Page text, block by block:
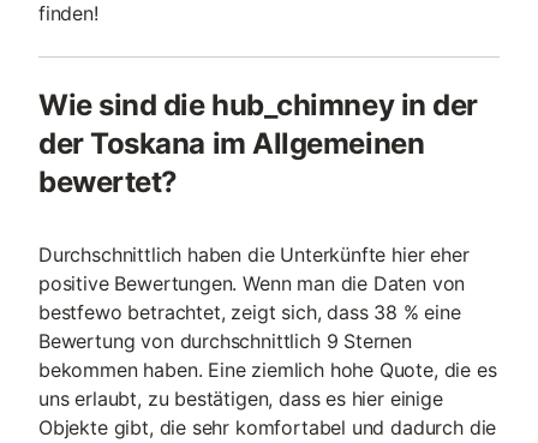
finden!
Wie sind die hub_chimney in der
der Toskana im Allgemeinen
bewertet?
Durchschnittlich haben die Unterkünfte hier eher
positive Bewertungen. Wenn man die Daten von
bestfewo betrachtet, zeigt sich, dass 38 % eine
Bewertung von durchschnittlich 9 Sternen
bekommen haben. Eine ziemlich hohe Quote, die es
uns erlaubt, zu bestätigen, dass es hier einige
Objekte gibt, die sehr komfortabel und dadurch die